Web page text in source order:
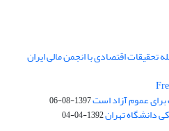
تحقیقات اقتصادی با انجمن مالی ایران
عموم آزاد است1397-08-06
دانشگاه تهران1392-04-04